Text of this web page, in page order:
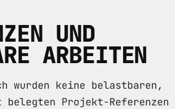
UND
ARBEITEN
wurden keine belastbaren,
Projekt-Referenzen